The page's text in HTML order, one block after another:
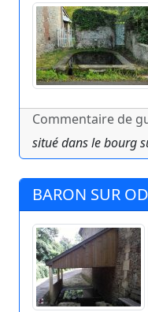
Commentaire de
situé dans le bourg
BARON SUR